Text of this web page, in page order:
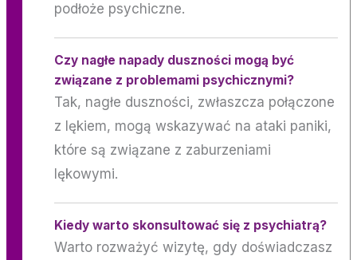
podłoże psychiczne.
Czy nagłe napady duszności mogą być
związane z problemami psychicznymi?
Tak, nagłe duszności, zwłaszcza połączone
z lękiem, mogą wskazywać na ataki paniki,
które są związane z zaburzeniami
lękowymi.
Kiedy warto skonsultować się z psychiatrą?
Warto rozważyć wizytę, gdy doświadczasz